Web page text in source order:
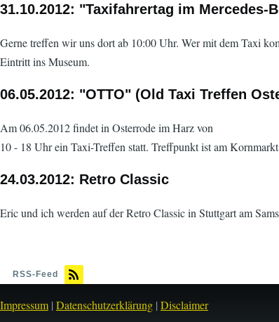
31.10.2012: "Taxifahrertag im Mercedes-
Gerne treffen wir uns dort ab 10:00 Uhr. Wer mit dem Taxi
Eintritt ins Museum.
06.05.2012: "OTTO" (Old Taxi Treffen
Am 06.05.2012 findet in Osterrode im Harz von
10 - 18 Uhr ein Taxi-Treffen statt. Treffpunkt ist am
24.03.2012: Retro Classic
Eric und ich werden auf der Retro Classic in Stuttgart am
RSS-Feed
Impressum | Datenschutzerklärung | Disclaimer